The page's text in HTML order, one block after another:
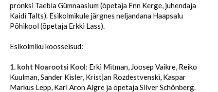
pronksi Taebla Gümnaasium (õpetaja Enn Kerge, juhendaja
Kaidi Talts). Esikolmikule järgnes neljandana Haapsalu
Põhikool (õpetaja Erkki Lass).
Esikolmiku koosseisud:
1. koht Noarootsi Kool: Erki Mitman, Joosep Vaikre, Reiko
Kuulman, Sander Kisler, Kristjan Rozdestvenski, Kaspar
Markus Lepp, Karl Aron Algre ja õpetaja Silver Schönberg.